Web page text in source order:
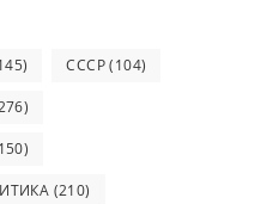
СССР(104)
(210)